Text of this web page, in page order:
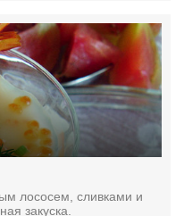
лососем, сливками и
закуска.